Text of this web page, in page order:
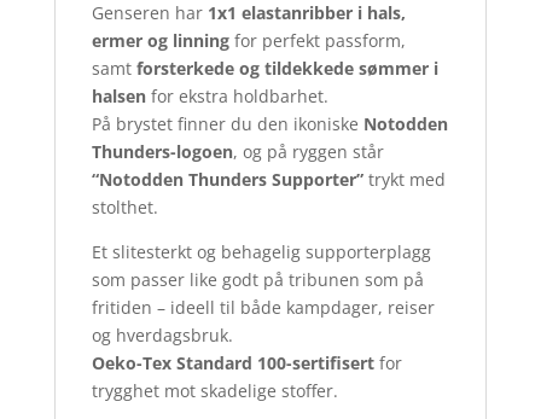
Genseren har 1x1 elastanribber i hals,
ermer og linningfor perfekt passform,
samt forsterkede og tildekkede sømmer i
halsenfor ekstra holdbarhet.
På brystet finner du den ikoniske Notodden
Thunders-logoen, og på ryggen står
“Notodden Thunders Supporter”trykt med
stolthet.
Et slitesterkt og behagelig supporterplagg
som passer like godt på tribunen som på
fritiden – ideell til både kampdager, reiser
og hverdagsbruk.
Oeko-Tex Standard 100-sertifisertfor
trygghet mot skadelige stoffer.